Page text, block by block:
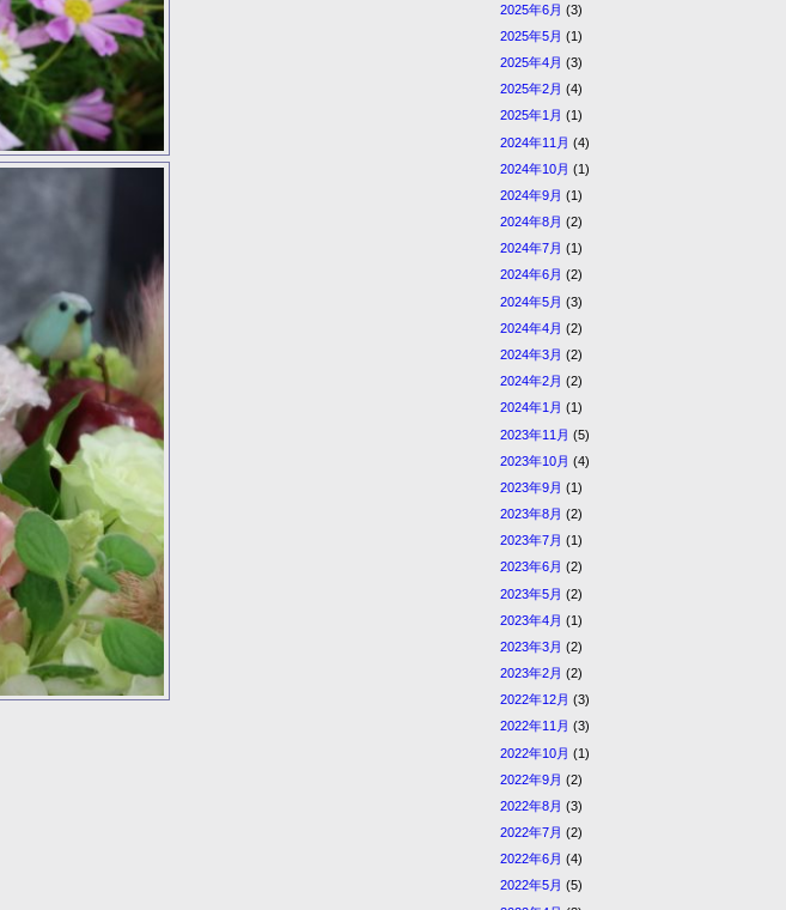
2025年6月 (3)
2025年5月 (1)
2025年4月 (3)
2025年2月 (4)
2025年1月 (1)
2024年11月 (4)
2024年10月 (1)
2024年9月 (1)
2024年8月 (2)
2024年7月 (1)
2024年6月 (2)
2024年5月 (3)
2024年4月 (2)
2024年3月 (2)
2024年2月 (2)
2024年1月 (1)
2023年11月 (5)
2023年10月 (4)
2023年9月 (1)
2023年8月 (2)
2023年7月 (1)
2023年6月 (2)
2023年5月 (2)
2023年4月 (1)
2023年3月 (2)
2023年2月 (2)
2022年12月 (3)
2022年11月 (3)
2022年10月 (1)
2022年9月 (2)
2022年8月 (3)
2022年7月 (2)
2022年6月 (4)
2022年5月 (5)